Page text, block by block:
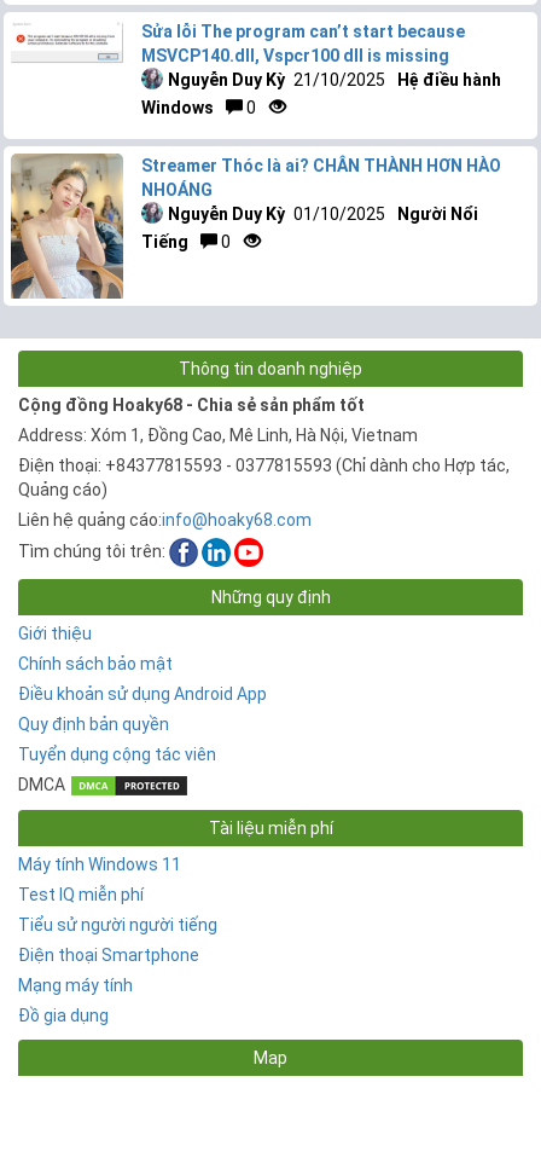
Sửa lỗi The program can’t start because
MSVCP140.dll, Vspcr100 dll is missing
Nguyễn Duy Kỳ 21/10/2025
Hệ điều hành
Windows
0
Streamer Thóc là ai? CHÂN THÀNH HƠN HÀO
NHOÁNG
Nguyễn Duy Kỳ 01/10/2025
Người Nổi
Tiếng
0
Thông tin doanh nghiệp
Cộng đồng Hoaky68 - Chia sẻ sản phẩm tốt
Address: Xóm 1, Đồng Cao, Mê Linh, Hà Nội, Vietnam
Điện thoại: +84377815593 - 0377815593 (Chỉ dành cho Hợp tác,
Quảng cáo)
Liên hệ quảng cáo:info@hoaky68.com
Tìm chúng tôi trên:
Những quy định
Giới thiệu
Chính sách bảo mật
Điều khoản sử dụng Android App
Quy định bản quyền
Tuyển dụng cộng tác viên
DMCA
Tài liệu miễn phí
Máy tính Windows 11
Test IQ miễn phí
Tiểu sử người người tiếng
Điện thoại Smartphone
Mạng máy tính
Đồ gia dụng
Map